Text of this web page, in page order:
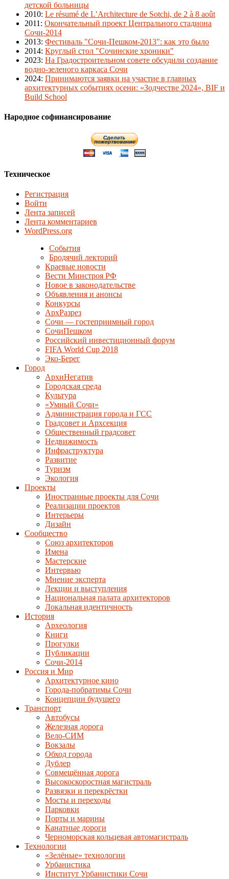
детской больницы
2010: Le résumé de L’Architecture de Sotchi, de 2 à 8 août
2011 : Окончательный проект Центрального стадиона
Сочи-2014
2013: Фестиваль "Сочи-Пешком-2013": как это было
2014: Круглый стол "Сочинские хроники"
2023: На Градостроительном совете обсудили создание
водно-зеленого каркаса Сочи
2024: Принимаются заявки на участие в главных
архитектурных событиях осени: «Зодчестве 2024», BIF и
Build School
Народное софинансирование
Техническое
Регистрация
Войти
Лента записей
Лента комментариев
WordPress.org
События
Бродячий лекторий
Краевые новости
Вести Минстроя РФ
Новое в законодательстве
Объявления и анонсы
Конкурсы
АрхРазрез
Сочи — гостеприимный город
СочиПешком
Российский инвестиционный форум
FIFA World Cup 2018
Эко-Берег
Город
АрхиНегатив
Городская среда
Культура
«Умный Сочи»
Администрация города и ГСС
Градсовет и Архсекция
Общественный градсовет
Недвижимость
Инфраструктура
Развитие
Туризм
Экология
Проекты
Иностранные проекты для Сочи
Реализации проектов
Интерьеры
Дизайн
Сообщество
Союз архитекторов
Имена
Мастерские
Интервью
Мнение эксперта
Лекции и выступления
Национальная палата архитекторов
Локальная идентичность
История
Археология
Книги
Прогулки
Публикации
Сочи-2014
Россия и Мир
Архитектурное кино
Города-побратимы Сочи
Концепции будущего
Транспорт
Автобусы
Железная дорога
Вело-СИМ
Вокзалы
Обход города
Дублер
Совмещённая дорога
Высокоскоростная магистраль
Развязки и перекрёстки
Мосты и переходы
Парковки
Порты и марины
Канатные дороги
Черноморская кольцевая автомагистраль
Технологии
«Зелёные» технологии
Урбанистика
Институт Урбанистики Сочи